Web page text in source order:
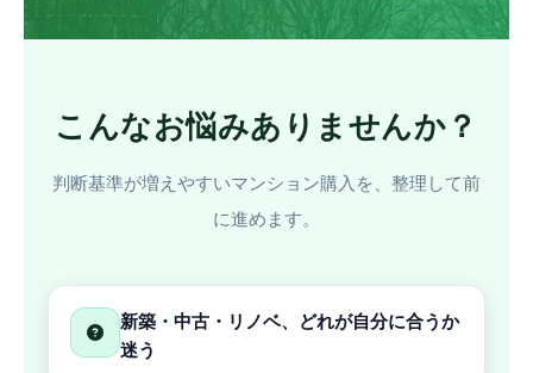
こんなお悩みありませんか？
判断基準が増えやすいマンション購入を、整理して前
に進めます。
新築・中古・リノベ、どれが自分に合うか
迷う